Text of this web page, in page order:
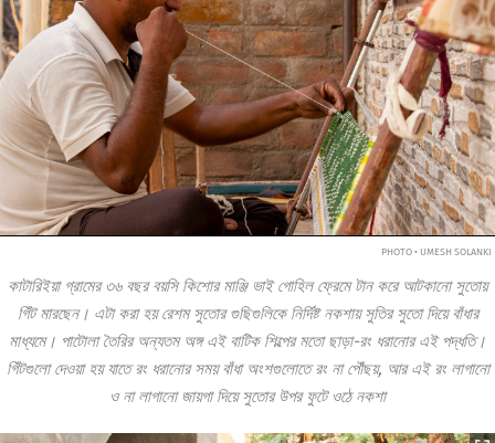
PHOTO • UMESH SOLANKI
কাটারিইয়া গ্রামের ৩৬ বছর বয়সি কিশোর মাঞ্জি ভাই গোহিল ফ্রেমে টান করে আটকানো সুতোয়
গিঁট মারছেন। এটা করা হয় রেশম সুতোর গুছিগুলিকে নির্দিষ্ট নকশায় সুতির সুতো দিয়ে বাঁধার
মাধ্যমে। পাটোলা তৈরির অন্যতম অঙ্গ এই বাটিক শিল্পের মতো ছাড়া-রং ধরানোর এই পদ্ধতি।
গিঁটগুলো দেওয়া হয় যাতে রং ধরানোর সময় বাঁধা অংশগুলোতে রং না পৌঁছয়, আর এই রং লাগানো
ও না লাগানো জায়গা দিয়ে সুতোর উপর ফুটে ওঠে নকশা